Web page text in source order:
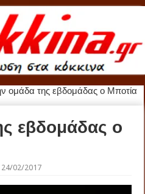
ομάδα της εβδομάδας ο Μποτία
εβδομάδας ο
24/02/2017